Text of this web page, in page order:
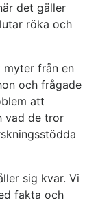
det gäller
röka och
myter från en
och frågade
att
vad de tror
sig kvar. Vi
fakta och